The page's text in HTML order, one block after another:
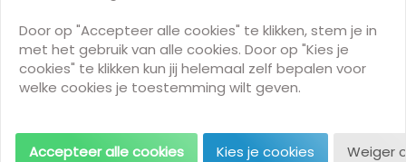
Speeltunnel Rups
Speeltunnel XL
Door op "Accepteer alle cookies" te klikken, stem je in
met het gebruik van alle cookies. Door op "Kies je
cookies" te klikken kun jij helemaal zelf bepalen voor
welke cookies je toestemming wilt geven.
Accepteer alle cookies Kies je cookies Weiger